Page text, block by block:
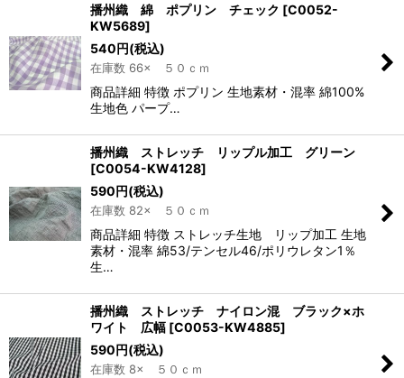
播州織 綿 ポプリン チェック [C0052-
KW5689]
540円(税込)
在庫数 66× ５０ｃｍ
商品詳細 特徴 ポプリン 生地素材・混率 綿100%
生地色 パープ…
播州織 ストレッチ リップル加工 グリーン
[C0054-KW4128]
590円(税込)
在庫数 82× ５０ｃｍ
商品詳細 特徴 ストレッチ生地 リップ加工 生地
素材・混率 綿53/テンセル46/ポリウレタン1％
生…
播州織 ストレッチ ナイロン混 ブラック×ホ
ワイト 広幅 [C0053-KW4885]
590円(税込)
在庫数 8× ５０ｃｍ